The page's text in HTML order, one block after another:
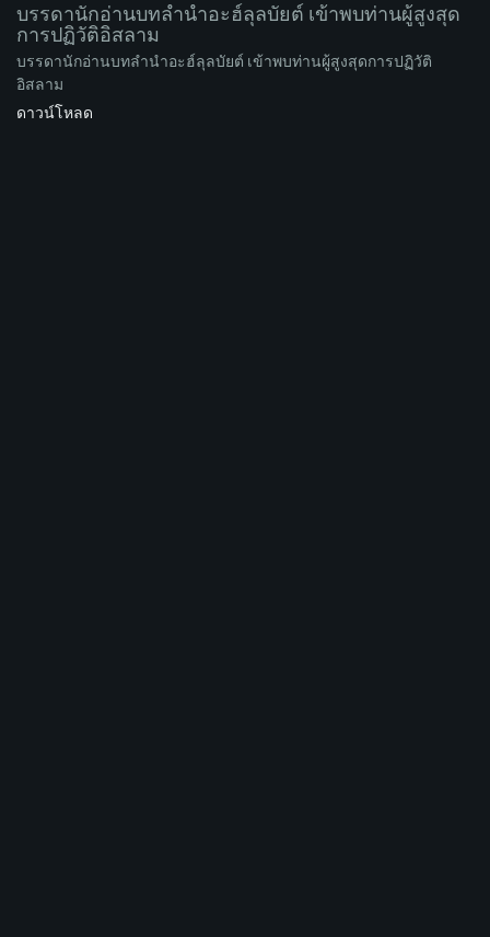
บรรดานักอ่านบทลำนำอะฮ์ลุลบัยต์ เข้าพบท่านผู้สูงสุด
การปฏิวัติอิสลาม
บรรดานักอ่านบทลำนำอะฮ์ลุลบัยต์ เข้าพบท่านผู้สูงสุดการปฏิวัติ
อิสลาม
ดาวน์โหลด